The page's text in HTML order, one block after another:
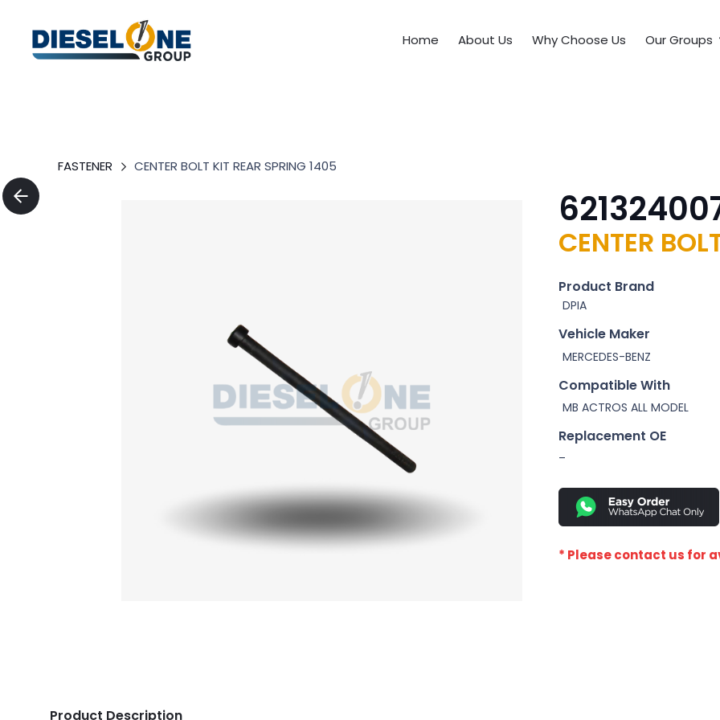
Home About Us Why Choose Us Our Groups
FASTENER CENTER BOLT KIT REAR SPRING 1405
CENTER
Product Brand
DPIA
Vehicle Maker
MERCEDES-BENZ
Compatible With
MB ACTROS ALL MODEL
Replacement OE
–
* Please contact us for
Product Description